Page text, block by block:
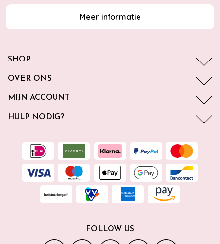
Meer informatie
SHOP
OVER ONS
MIJN ACCOUNT
HULP NODIG?
FOLLOW US